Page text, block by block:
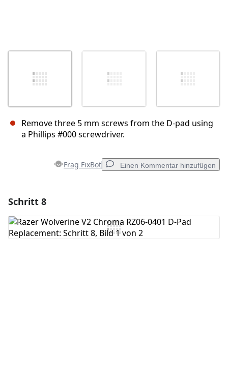
Remove three 5 mm screws from the D-pad using
a Phillips #000 screwdriver.
Frag FixBot Einen Kommentar hinzufügen
Kommentar hinzufügen
Schritt 8